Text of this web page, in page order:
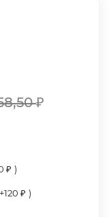
₽
₽ )
120 ₽ )